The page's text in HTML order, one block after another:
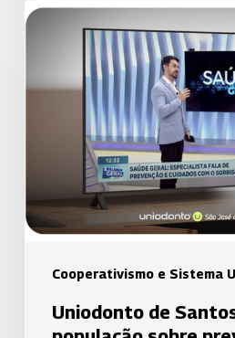
Cooperativismo e Sistema
Uniodonto
orienta
população
prevenção
cárie
participação
Balanço
Uniodonto de